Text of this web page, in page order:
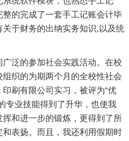
的完成了一套手工记账会计毕
于财务的出纳实务知识,以及统
泛的参加社会实践活动。在校
织的为期两个月的全校性社会
刷有限公司实习，被评为“优
专业技能得到了升华，也使我
和进一步的锻炼，更得到了所
表扬。而且，我还利用假期时